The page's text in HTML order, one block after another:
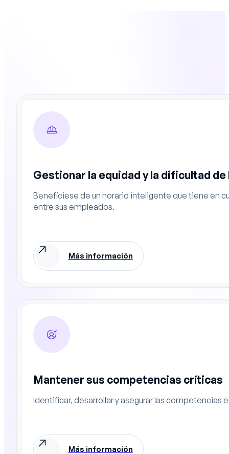
Gestionar la equidad y la dificultad
Benefíciese de un horario inteligente que tiene en
entre sus empleados.
Más información
Mantener sus competencias críticas
Identificar, desarrollar y asegurar las
Más información